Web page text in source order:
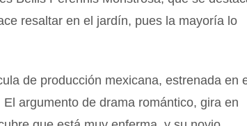
resaltar en el jardín, pues la mayoría lo
de producción mexicana, estrenada en
argumento de drama romántico, gira en